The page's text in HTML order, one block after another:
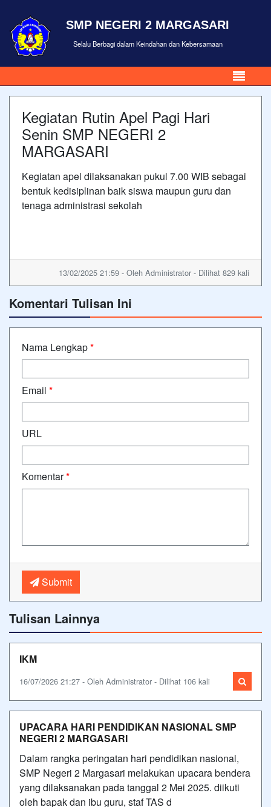
SMP NEGERI 2 MARGASARI
Selalu Berbagi dalam Keindahan dan Kebersamaan
Kegiatan Rutin Apel Pagi Hari
Senin SMP NEGERI 2
MARGASARI
Kegiatan apel dilaksanakan pukul 7.00 WIB sebagai
bentuk kedisiplinan baik siswa maupun guru dan
tenaga administrasi sekolah
13/02/2025 21:59 - Oleh Administrator - Dilihat 829 kali
Komentari Tulisan Ini
Nama Lengkap*
Email *
URL
Komentar*
Submit
Tulisan Lainnya
IKM
16/07/2026 21:27 - Oleh Administrator - Dilihat 106 kali
UPACARA HARI PENDIDIKAN NASIONAL SMP
NEGERI 2 MARGASARI
Dalam rangka peringatan hari pendidikan nasional,
SMP Negeri 2 Margasari melakukan upacara bendera
yang dilaksanakan pada tanggal 2 Mei 2025. diikuti
oleh bapak dan ibu guru, staf TAS d